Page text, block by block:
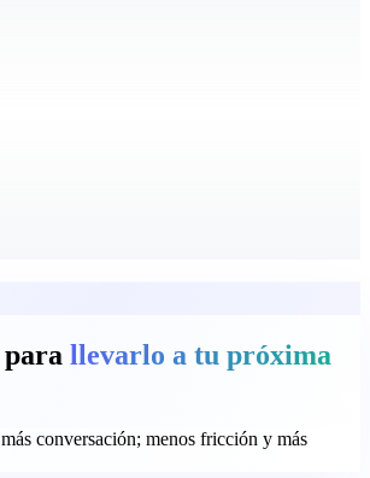
para llevarlo a tu próxima
conversación; menos fricción y más